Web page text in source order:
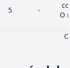
5 -
O